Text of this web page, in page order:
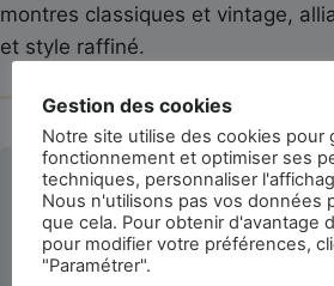
montres classiques et vintage,
et style raffiné.
La montre est-elle
Toutes les montres de la
Temps sont authentifiées
Gestion des cookies
Notre site utilise des cookies pour
fonctionnement et optimiser ses
techniques, personnaliser
Nous n'utilisons pas vos données
que cela. Pour obtenir d'avantage
pour modifier votre préférences,
"Paramétrer".